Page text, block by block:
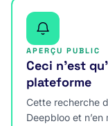
APERÇU PUBLIC
Ceci n’est
plateforme
Cette recherche
Deepbloo et